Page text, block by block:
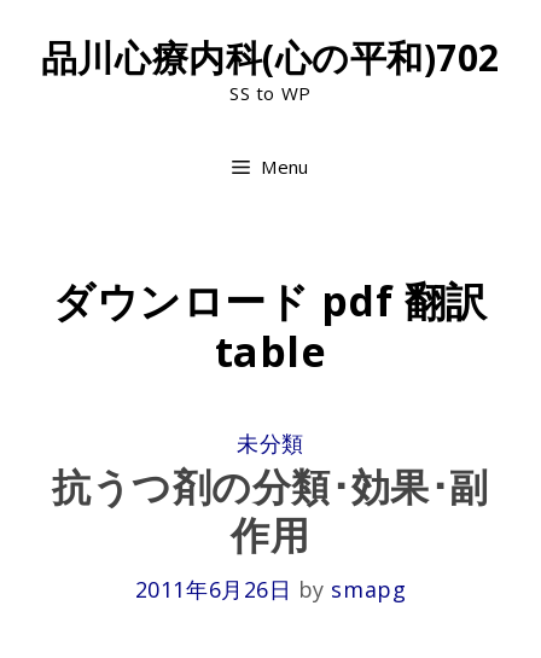
品川心療内科(心の平和)702
SS to WP
Menu
ダウンロード pdf 翻訳
table
CATEGORIES
未分類
抗うつ剤の分類･効果･副
作用
2011年6月26日 by smapg